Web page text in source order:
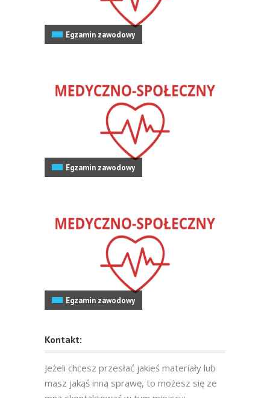
Egzamin zawodowy
Egzamin zawodowy
Egzamin zawodowy
Kontakt:
Jeżeli chcesz przesłać jakieś materiały lub
masz jakąś inną sprawę, to możesz się ze